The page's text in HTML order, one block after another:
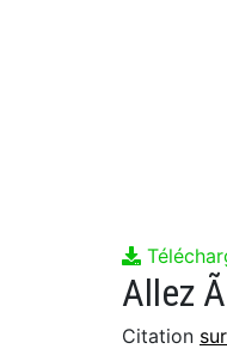
Citation